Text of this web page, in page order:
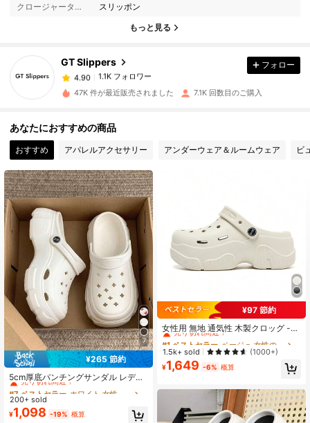
クロージャータイプ: スリッポン
もっと見る
GT Slippers
1.1K フォロワー
4.90
1.1K フォロワー
n***0
は1日前 に購入しました
4.90 1.1K フォロワー
4.90 1.1K フォロワー
4.90 1.1K フォロワー
4.90 1.1K フォロワー
4.90 1.1K フォロワー
4.90 1.1K フォロワー
4.90 1.1K フォロワー
フォロー
47K 件が最近販売されました 7.1K 回数目のご購入
あなたにおすすめの商品
おすすめ アパレルアクセサリー アンダーウェア＆ルームウェア ビ
7
¥265 節約
5cm厚底パンチングサンダル レディ
ース、夏のエレガントなアウトドア
ウェア 2026年新作ビーチEVAスリッ
パ、ミニマリスト無地ブラック ホワ
イト ライトコーヒー カーキ ピンク
#7 ベストセラー
ホワイト 女性のクロッグ
売り切れ間近！
#7 ベストセラー
売り切れ間近！
#7 ベストセラー
売り切れ間近！
#7 ベストセラー
200+ sold
¥1,098 -19% 概算
¥97 節約
女性用 無地 通気性 木製クロッグ -
ファッショナブルな中空デザイン、
ガーデンやビーチに最適 - 軽量、快
適、クロッグ、夏の日常着用に適し
ています
#1 ベストセラー
売り切れ間近！
#1 ベストセラー
売り切れ間近！
#1 ベストセラー
売り切れ間近！
#1 ベストセラー
1.5k+ sold (1000+)
¥1,649 -6% 概算